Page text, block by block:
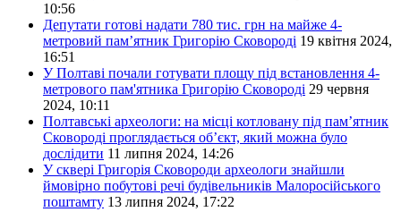
10:56
Депутати готові надати 780 тис. грн на майже 4-
метровий пам’ятник Григорію Сковороді 19 квітня 2024,
16:51
У Полтаві почали готувати площу під встановлення 4-
метрового пам'ятника Григорію Сковороді 29 червня
2024, 10:11
Полтавські археологи: на місці котловану під пам’ятник
Сковороді проглядається об’єкт, який можна було
дослідити 11 липня 2024, 14:26
У сквері Григорія Сковороди археологи знайшли
ймовірно побутові речі будівельників Малоросійського
поштамту 13 липня 2024, 17:22